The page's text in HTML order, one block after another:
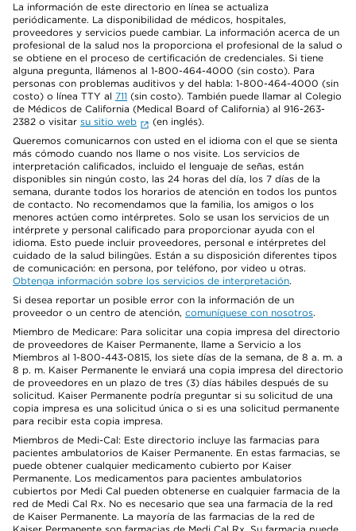
La información de este directorio en línea se actualiza
periódicamente. La disponibilidad de médicos, hospitales,
proveedores y servicios puede cambiar. La información acerca de un
profesional de la salud nos la proporciona el profesional de la salud o
se obtiene en el proceso de certificación de credenciales. Si tiene
alguna pregunta, llámenos al 1-800-464-4000 (sin costo). Para
personas con problemas auditivos y del habla: 1-800-464-4000 (sin
costo) o línea TTY al 711 (sin costo). También puede llamar al Colegio
de Médicos de California (Medical Board of California) al 916-263-
2382 o visitar su sitio web
(en inglés).
Queremos comunicarnos con usted en el idioma con el que se sienta
más cómodo cuando nos llame o nos visite. Los servicios de
interpretación calificados, incluido el lenguaje de señas, están
disponibles sin ningún costo, las 24 horas del día, los 7 días de la
semana, durante todos los horarios de atención en todos los puntos
de contacto. No recomendamos que la familia, los amigos o los
menores actúen como intérpretes. Solo se usan los servicios de un
intérprete y personal calificado para proporcionar ayuda con el
idioma. Esto puede incluir proveedores, personal e intérpretes del
cuidado de la salud bilingües. Están a su disposición diferentes tipos
de comunicación: en persona, por teléfono, por video u otras.
Obtenga información sobre los servicios de interpretación.
Si desea reportar un posible error con la información de un
proveedor o un centro de atención, comuníquese con nosotros.
Miembro de Medicare: Para solicitar una copia impresa del directorio
de proveedores de Kaiser Permanente, llame a Servicio a los
Miembros al 1-800-443-0815, los siete días de la semana, de 8 a. m. a
8 p. m. Kaiser Permanente le enviará una copia impresa del directorio
de proveedores en un plazo de tres (3) días hábiles después de su
solicitud. Kaiser Permanente podría preguntar si su solicitud de una
copia impresa es una solicitud única o si es una solicitud permanente
para recibir esta copia impresa.
Miembros de Medi-Cal: Este directorio incluye las farmacias para
pacientes ambulatorios de Kaiser Permanente. En estas farmacias, se
puede obtener cualquier medicamento cubierto por Kaiser
Permanente. Los medicamentos para pacientes ambulatorios
cubiertos por Medi Cal pueden obtenerse en cualquier farmacia de la
red de Medi Cal Rx. No es necesario que sea una farmacia de la red
de Kaiser Permanente. La mayoría de las farmacias de la red de